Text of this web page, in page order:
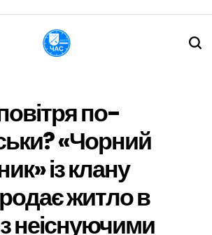
по-
«Чорний
із клану
житло в
неіснуючими